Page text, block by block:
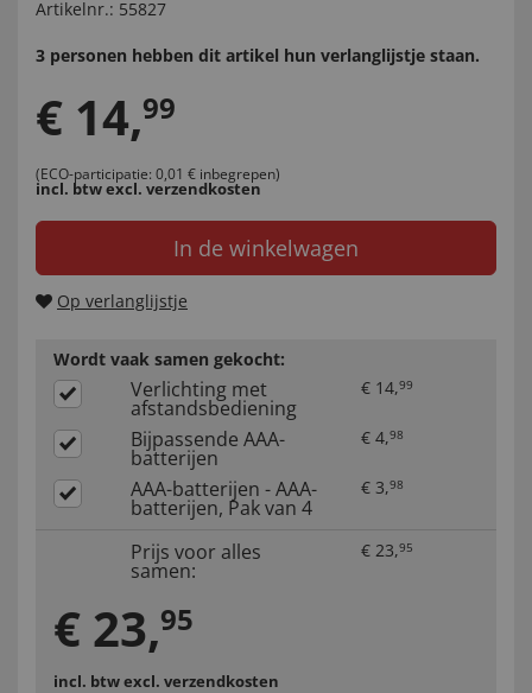
Artikelnr.: 55827
3 personen hebben dit artikel hun verlanglijstje staan.
€ 14,99
(ECO-participatie: 0,01 € inbegrepen)
incl. btwexcl. verzendkosten
In de winkelwagen
Op verlanglijstje
Wordt vaak samen gekocht:
Verlichting met
afstandsbediening
€ 14,99
Bijpassende AAA-
batterijen
€ 4,98
AAA-batterijen - AAA-
batterijen, Pak van 4
€ 3,98
Prijs voor alles
samen:
€ 23,95
€ 23,95
incl. btwexcl. verzendkosten